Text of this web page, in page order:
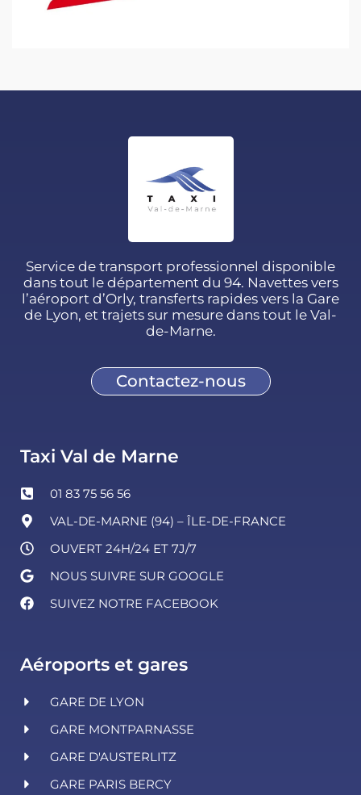
Service de transport professionnel disponible
dans tout le département du 94. Navettes vers
l’aéroport d’Orly, transferts rapides vers la Gare
de Lyon, et trajets sur mesure dans tout le Val-
de-Marne.
Contactez-nous
01 83 75 56 56
VAL-DE-MARNE (94) – ÎLE-DE-FRANCE
OUVERT 24H/24 ET 7J/7
NOUS SUIVRE SUR GOOGLE
SUIVEZ NOTRE FACEBOOK
Taxi Val de Marne
GARE DE LYON
GARE MONTPARNASSE
GARE D'AUSTERLITZ
GARE PARIS BERCY
Aéroports et gares